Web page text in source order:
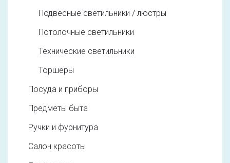
Подвесные светильники / люстры
Потолочные светильники
Технические светильники
Торшеры
Посуда и приборы
Предметы быта
Ручки и фурнитура
Салон красоты